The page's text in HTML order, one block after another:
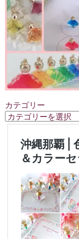
カテゴリー
カ
テ